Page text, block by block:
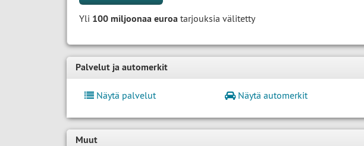
Yli 100 miljoonaa euroa tarjouksia välitetty
Palvelut ja automerkit
Näytä palvelut Näytä automerkit
Muut